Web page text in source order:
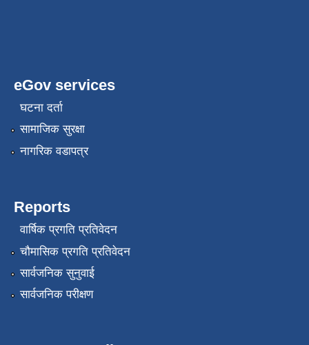
eGov services
घटना दर्ता
सामाजिक सुरक्षा
नागरिक वडापत्र
Reports
वार्षिक प्रगति प्रतिवेदन
चौमासिक प्रगति प्रतिवेदन
सार्वजनिक सुनुवाई
सार्वजनिक परीक्षण